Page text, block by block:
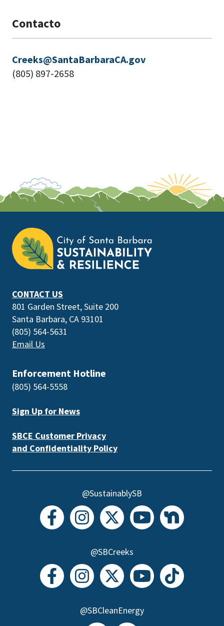
Contacto
Creeks@SantaBarbaraCA.gov
(805) 897-2658
the
prefooter
CONTACT US
801 Garden Street, Suite 200
Santa Barbara, CA 93101
(805) 564-5631
Email Us
Enforcement Hotline
(805) 564-5558
Sign Up for News
SBCE Customer Privacy
and Confidentiality Policy
@SustainablySB
@SBCreeks
@SBCleanEnergy